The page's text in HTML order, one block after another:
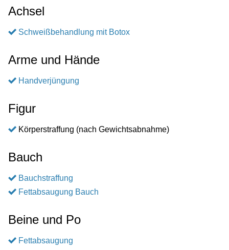
Achsel
Schweißbehandlung mit Botox
Arme und Hände
Handverjüngung
Figur
Körperstraffung (nach Gewichtsabnahme)
Bauch
Bauchstraffung
Fettabsaugung Bauch
Beine und Po
Fettabsaugung